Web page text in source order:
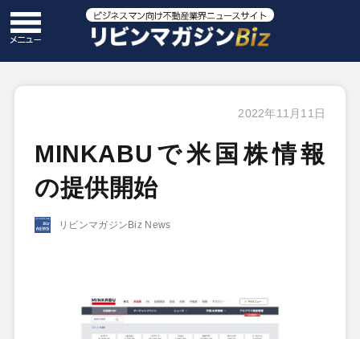
2022年11月11日
MINKABUで米国株情報
の提供開始
リビンマガジンBiz News